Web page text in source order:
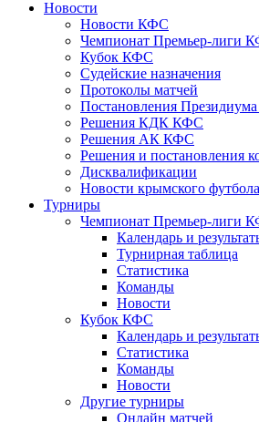
Новости
Новости КФС
Чемпионат Премьер-лиги
Кубок КФС
Судейские назначения
Протоколы матчей
Постановления
Решения КДК КФС
Решения АК КФС
Решения и постановления
Дисквалификации
Новости крымского футбола
Турниры
Чемпионат Премьер-лиги
Календарь и
Турнирная таблица
Статистика
Команды
Новости
Кубок КФС
Календарь и
Статистика
Команды
Новости
Другие турниры
Онлайн матчей